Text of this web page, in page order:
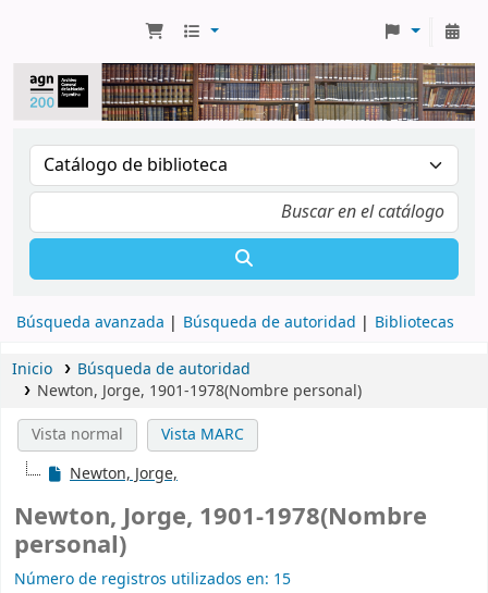
Búsqueda avanzada Búsqueda de autoridad Bibliotecas
Inicio
Búsqueda de autoridad
Newton, Jorge, 1901-1978(Nombre personal)
Vista normal
Vista MARC
Newton, Jorge,
Newton, Jorge, 1901-1978(Nombre
personal)
Número de registros utilizados en: 15